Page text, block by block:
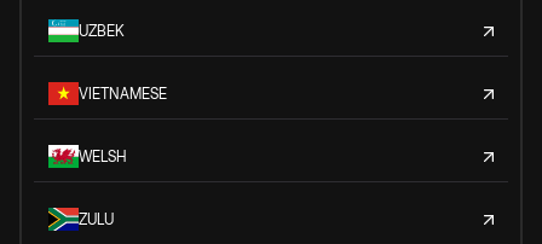
UZBEK
VIETNAMESE
WELSH
ZULU